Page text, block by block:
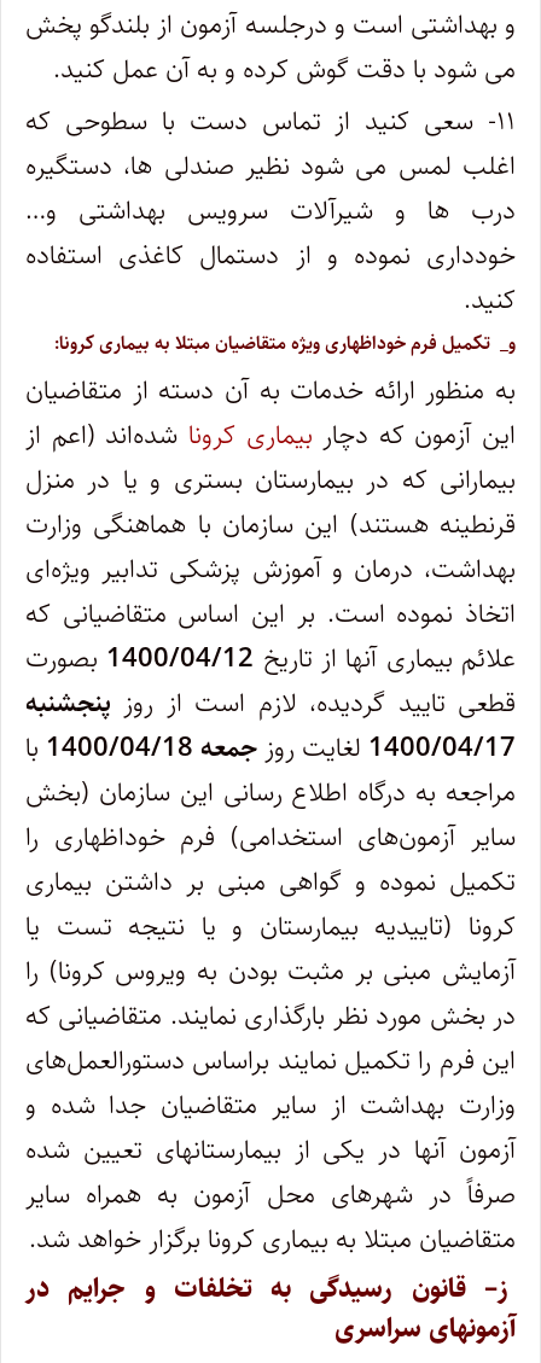
و بهداشتی است و درجلسه آزمون از بلندگو پخش
می شود با دقت گوش کرده و به آن عمل کنید.
۱۱- سعی کنید از تماس دست با سطوحی که
اغلب لمس می شود نظیر صندلی ها، دستگیره
درب ها و شیرآلات سرویس بهداشتی و…
خودداری نموده و از دستمال کاغذی استفاده
کنید.
و_ تکمیل فرم خوداظهاری ویژه متقاضیان مبتلا به بیماری کرونا:
به منظور ارائه خدمات به آن دسته از متقاضیان
این آزمون که دچار بیماری کرونا شدهاند (اعم از
بیمارانی که در بیمارستان بستری و یا در منزل
قرنطینه هستند) این سازمان با هماهنگی وزارت
بهداشت، درمان و آموزش پزشکی تدابیر ویژهای
اتخاذ نموده است. بر این اساس متقاضیانی که
علائم بیماری آنها از تاریخ 1400/04/12 بصورت
قطعی تایید گردیده، لازم است از روز پنجشنبه
1400/04/17 لغایت روز جمعه 1400/04/18 با
مراجعه به درگاه اطلاع رسانی این سازمان (بخش
سایر آزمون‌های استخدامی) فرم خوداظهاری را
تکمیل نموده و گواهی مبنی بر داشتن بیماری
کرونا (تاییدیه بیمارستان و یا نتیجه تست یا
آزمایش مبنی بر مثبت بودن به ویروس کرونا) را
در بخش مورد نظر بارگذاری نمایند. متقاضیانی که
این فرم را تکمیل نمایند براساس دستورالعملهای
وزارت بهداشت از سایر متقاضیان جدا شده و
آزمون آنها در یکی از بیمارستانهای تعیین شده
صرفاً در شهرهای محل آزمون به همراه سایر
متقاضیان مبتلا به بیماری کرونا برگزار خواهد شد.
ز– قانون رسیدگی به تخلفات و جرایم در
آزمونهای سراسری